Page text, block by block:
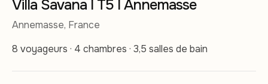
Villa Savana I T5 I Annemasse
Annemasse, France
8 voyageurs · 4 chambres · 3,5 salles de bain